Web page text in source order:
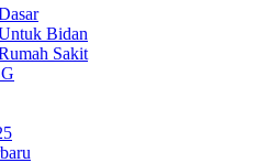
Bidan
Sakit